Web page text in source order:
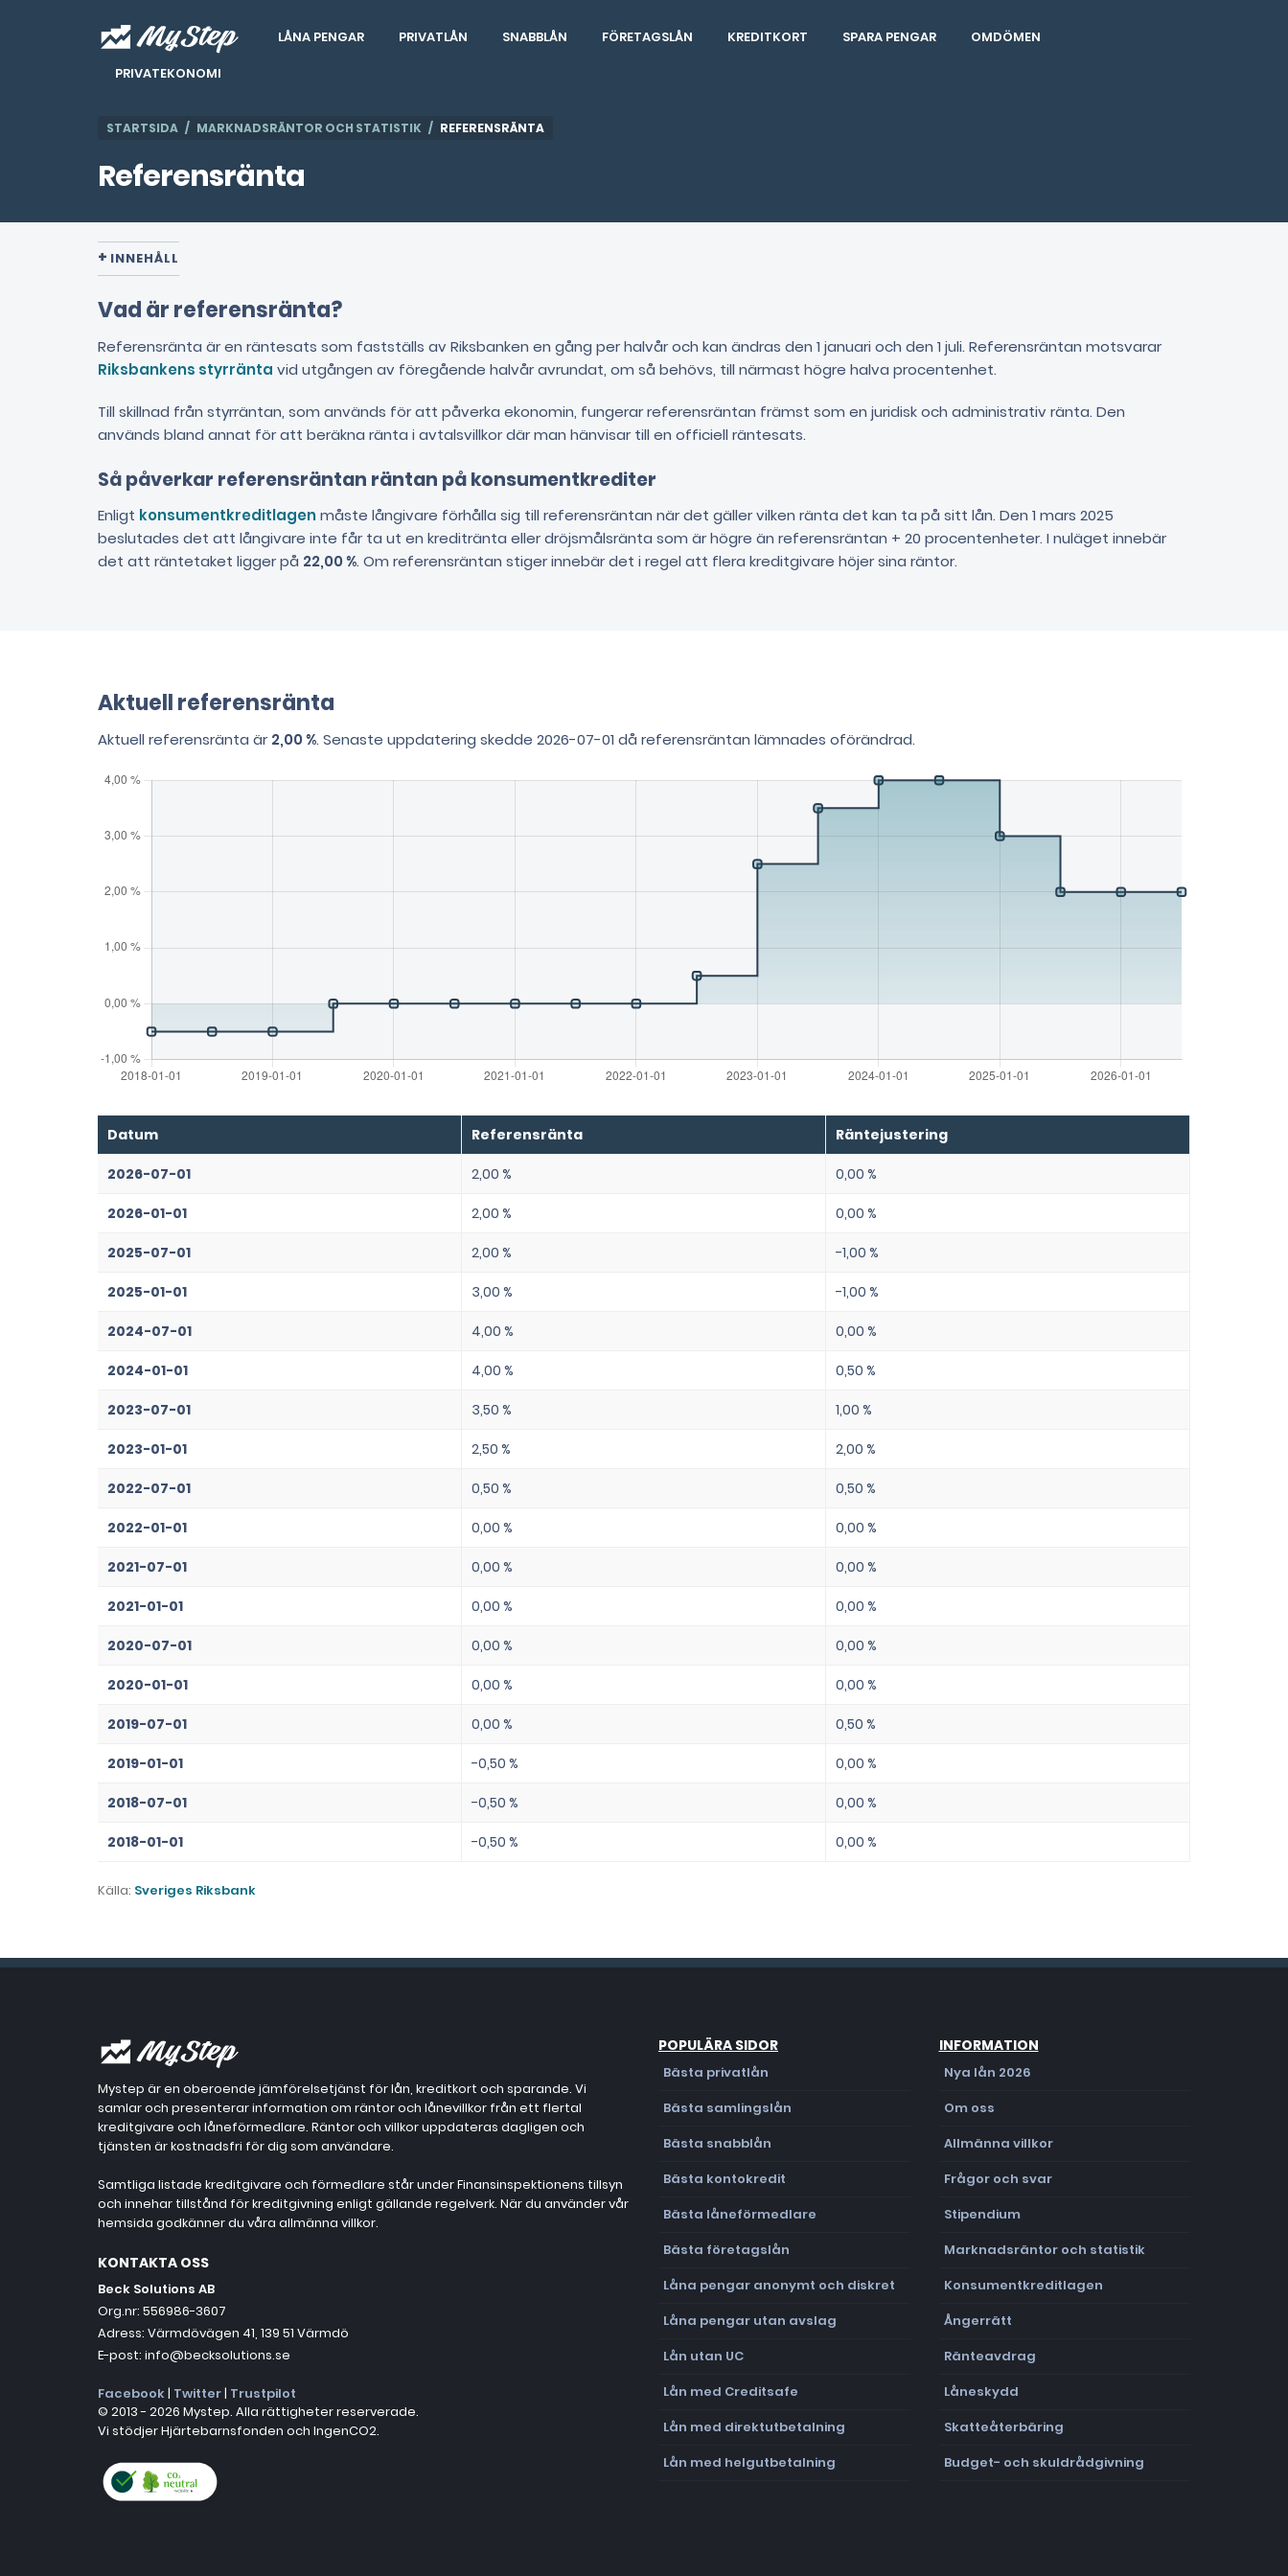
LÅNA PENGAR PRIVATLÅN SNABBLÅN FÖRETAGSLÅN KREDITKORT SPARA PENGAR
OMDÖMEN
PRIVATEKONOMI
STARTSIDA MARKNADSRÄNTOR OCH STATISTIK REFERENSRÄNTA
Referensränta
INNEHÅLL
Vad är referensränta?
Referensränta är en räntesats som fastställs av Riksbanken en gång per halvår och kan ändras den 1 januari och den 1 juli. Referensräntan motsvarar
Riksbankens styrränta vid utgången av föregående halvår avrundat, om så behövs, till närmast högre halva procentenhet.
Till skillnad från styrräntan, som används för att påverka ekonomin, fungerar referensräntan främst som en juridisk och administrativ ränta. Den
används bland annat för att beräkna ränta i avtalsvillkor där man hänvisar till en officiell räntesats.
Så påverkar referensräntan räntan på konsumentkrediter
Enligt konsumentkreditlagenmåste långivare förhålla sig till referensräntan när det gäller vilken ränta det kan ta på sitt lån. Den 1 mars 2025
beslutades det att långivare inte får ta ut en kreditränta eller dröjsmålsränta som är högre än referensräntan + 20 procentenheter. I nuläget innebär
det att räntetaket ligger på 22,00 %. Om referensräntan stiger innebär det i regel att flera kreditgivare höjer sina räntor.
Aktuell referensränta
Aktuell referensränta är2,00 %. Senaste uppdatering skedde 2026-07-01 då referensräntan lämnades oförändrad.
Datum Referensränta Räntejustering
2026-07-01 2,00 % 0,00 %
2026-01-01 2,00 % 0,00 %
2025-07-01 2,00 % -1,00 %
2025-01-01 3,00 % -1,00 %
2024-07-01 4,00 % 0,00 %
2024-01-01 4,00 % 0,50 %
2023-07-01 3,50 % 1,00 %
2023-01-01 2,50 % 2,00 %
2022-07-01 0,50 % 0,50 %
2022-01-01 0,00 % 0,00 %
2021-07-01 0,00 % 0,00 %
2021-01-01 0,00 % 0,00 %
2020-07-01 0,00 % 0,00 %
2020-01-01 0,00 % 0,00 %
2019-07-01 0,00 % 0,50 %
2019-01-01 -0,50 % 0,00 %
2018-07-01 -0,50 % 0,00 %
2018-01-01 -0,50 % 0,00 %
Källa: Sveriges Riksbank
Mystep är en oberoende jämförelsetjänst för lån, kreditkort och sparande. Vi
samlar och presenterar information om räntor och lånevillkor från ett flertal
kreditgivare och låneförmedlare. Räntor och villkor uppdateras dagligen och
tjänsten är kostnadsfri för dig som användare.
Samtliga listade kreditgivare och förmedlare står under Finansinspektionens tillsyn
och innehar tillstånd för kreditgivning enligt gällande regelverk. När du använder vår
hemsida godkänner du våra allmänna villkor.
KONTAKTA OSS
Beck Solutions AB
Org.nr: 556986-3607
Adress: Värmdövägen 41, 139 51 Värmdö
E-post: info@becksolutions.se
Facebook | Twitter| Trustpilot
© 2013 - 2026 Mystep. Alla rättigheter reserverade.
Vi stödjer Hjärtebarnsfonden och IngenCO2.
POPULÄRA SIDOR
Bästa privatlån
Bästa samlingslån
Bästa snabblån
Bästa kontokredit
Bästa låneförmedlare
Bästa företagslån
Låna pengar anonymt och diskret
Låna pengar utan avslag
Lån utan UC
Lån med Creditsafe
Lån med direktutbetalning
Lån med helgutbetalning
INFORMATION
Nya lån 2026
Om oss
Allmänna villkor
Frågor och svar
Stipendium
Marknadsräntor och statistik
Konsumentkreditlagen
Ångerrätt
Ränteavdrag
Låneskydd
Skatteåterbäring
Budget- och skuldrådgivning